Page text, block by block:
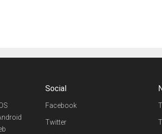
Social
Facebook
Twitter